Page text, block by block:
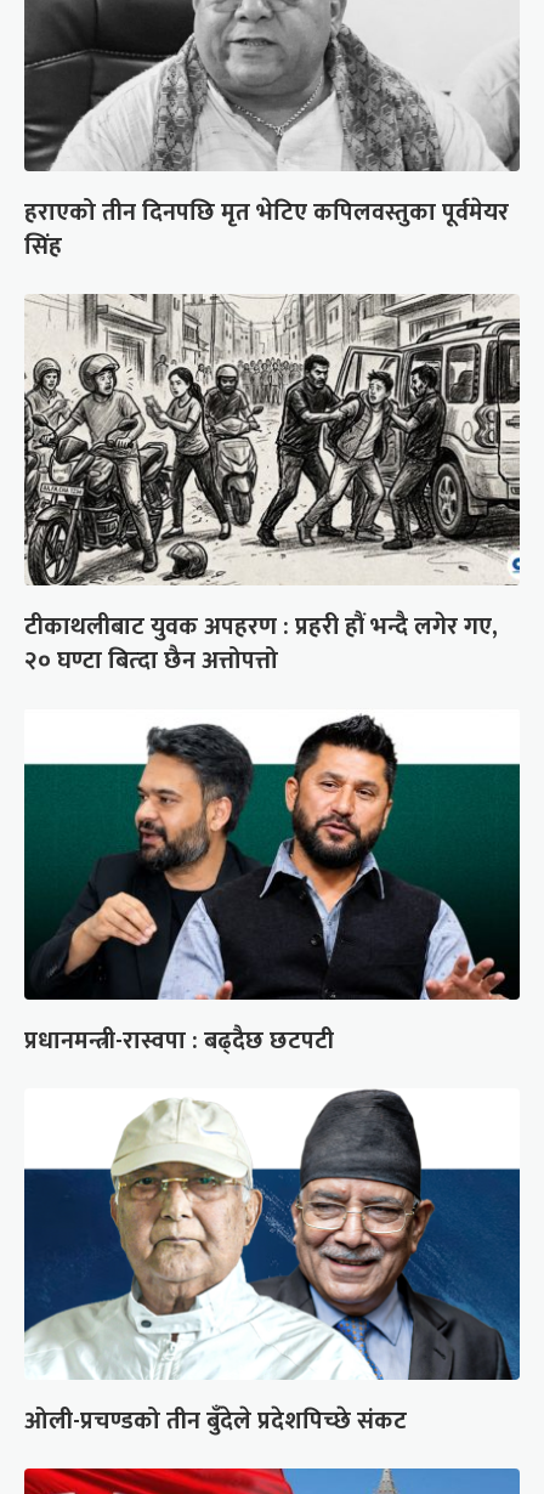
हराएको तीन दिनपछि मृत भेटिए कपिलवस्तुका पूर्वमेयर
सिंह
टीकाथलीबाट युवक अपहरण : प्रहरी हौं भन्दै लगेर गए,
२० घण्टा बित्दा छैन अत्तोपत्तो
प्रधानमन्त्री-रास्वपा : बढ्दैछ छटपटी
ओली-प्रचण्डको तीन बुँदेले प्रदेशपिच्छे संकट